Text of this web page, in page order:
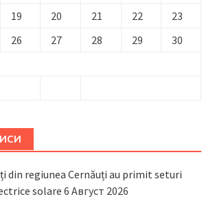
19 20 21 22
23
26 27 28 29
30
din regiunea Cernăuți au primit seturi
solare 6 Август 2026